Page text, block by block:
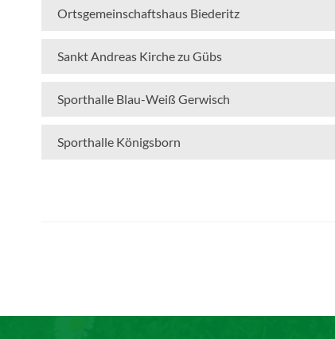
Ortsgemeinschaftshaus Biederitz
Sankt Andreas Kirche zu Gübs
Sporthalle Blau-Weiß Gerwisch
Sporthalle Königsborn